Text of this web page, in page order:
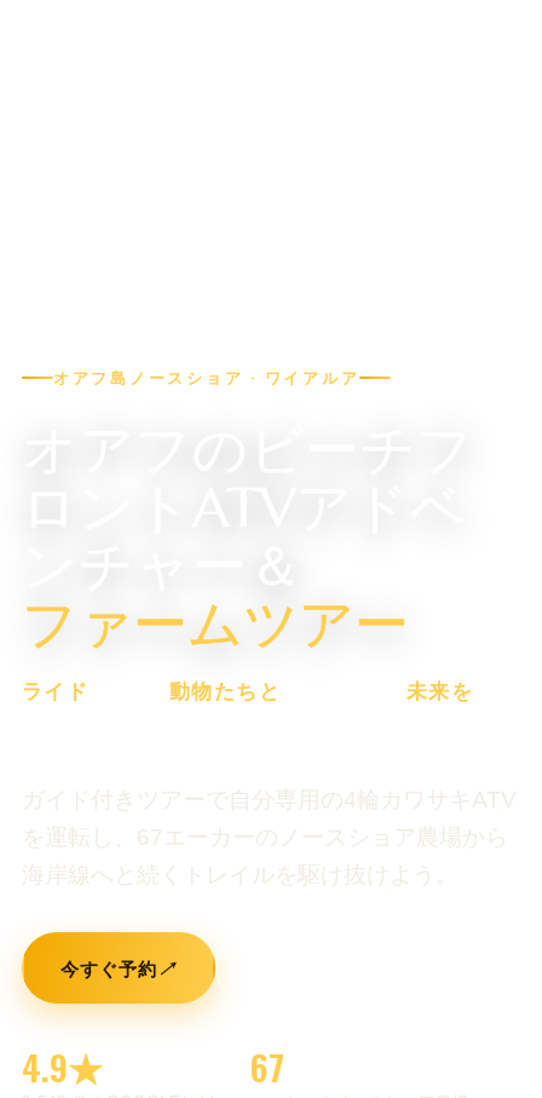
オアフ島ノースショア · ワイアルア
ファームツアー
ライド 動物たちと 未来を
ガイド付きツアーで自分専用の4輪カワサキATV
を運転し、67エーカーのノースショア農場から
海岸線へと続くトレイルを駆け抜けよう。
今すぐ予約↗
4.9★ 67